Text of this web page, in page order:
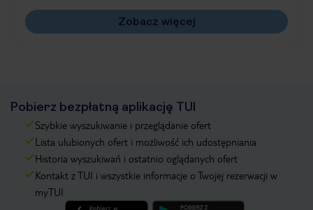
Zobacz więcej
Pobierz bezpłatną aplikację TUI
Szybkie wyszukiwanie i przeglądanie ofert
Lista ulubionych ofert i możliwość ich udostępniania
Historia wyszukiwań i ostatnio oglądanych ofert
Kontakt z TUI i wszystkie informacje o Twojej rezerwacji w
myTUI